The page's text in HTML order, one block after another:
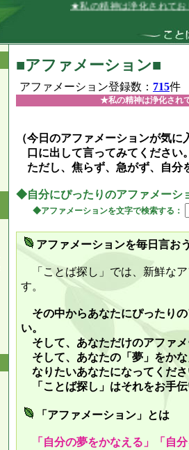
★私の精神は浄化されており、いつ
■アファメーション■
アファメーション登録数： 715件
★私の精神は浄化され
（今日のアファメーションが気
口に出して言ってみてください
ただし、焦らず、急がず、自分
◆自分にぴったりのアファメーシ
◆アファメーションを文字で検索する：
アファメーションを毎日言お
「ことば探し」では、新鮮な
す。
その中からあなたにぴったり
い。
そして、あなただけのアファ
そして、あなたの「夢」をか
なりたいあなたになってくだ
「ことば探し」はそれをお手
「アファメーション」とは
「自分の夢をかなえる」「自